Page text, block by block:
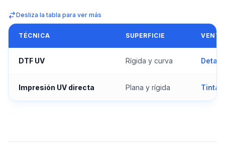
Desliza la tabla para ver más
TÉCNICA SUPERFICIE
DTF UV Rígida y curva
Impresión UV directa Plana y rígida Tinta